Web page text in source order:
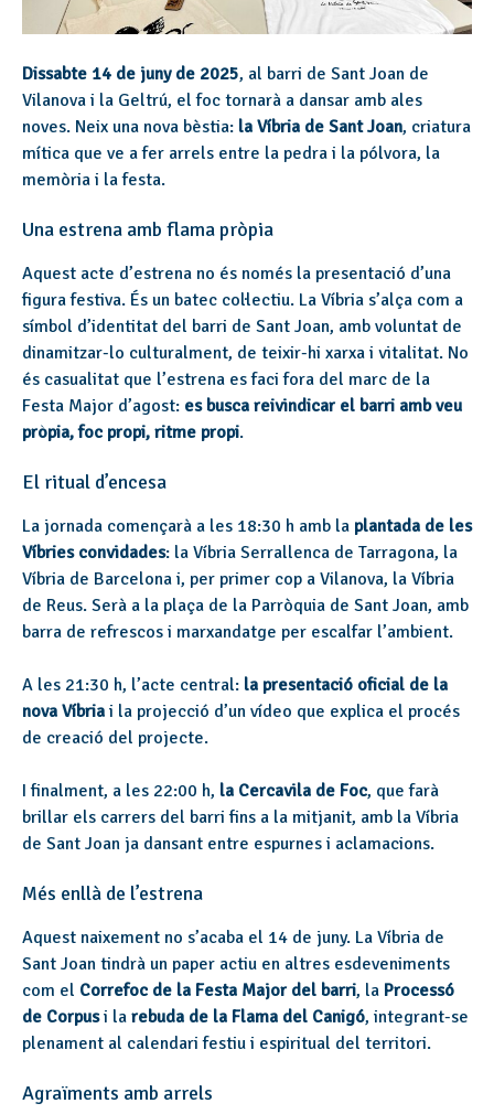
Dissabte 14 de juny de 2025, al barri de Sant Joan de
Vilanova i la Geltrú, el foc tornarà a dansar amb ales
noves. Neix una nova bèstia: la Víbria de Sant Joan, criatura
mítica que ve a fer arrels entre la pedra i la pólvora, la
memòria i la festa.
Una estrena amb flama pròpia
Aquest acte d’estrena no és només la presentació d’una
figura festiva. És un batec col·lectiu. La Víbria s’alça com a
símbol d’identitat del barri de Sant Joan, amb voluntat de
dinamitzar-lo culturalment, de teixir-hi xarxa i vitalitat. No
és casualitat que l’estrena es faci fora del marc de la
Festa Major d’agost: es busca reivindicar el barri amb veu
pròpia, foc propi, ritme propi.
El ritual d’encesa
La jornada començarà a les 18:30 h amb la plantada de les
Víbries convidades: la Víbria Serrallenca de Tarragona, la
Víbria de Barcelona i, per primer cop a Vilanova, la Víbria
de Reus. Serà a la plaça de la Parròquia de Sant Joan, amb
barra de refrescos i marxandatge per escalfar l’ambient.
A les 21:30 h, l’acte central: la presentació oficial de la
nova Víbria i la projecció d’un vídeo que explica el procés
de creació del projecte.
I finalment, a les 22:00 h, la Cercavila de Foc, que farà
brillar els carrers del barri fins a la mitjanit, amb la Víbria
de Sant Joan ja dansant entre espurnes i aclamacions.
Més enllà de l’estrena
Aquest naixement no s’acaba el 14 de juny. La Víbria de
Sant Joan tindrà un paper actiu en altres esdeveniments
com el Correfoc de la Festa Major del barri, la Processó
de Corpusi la rebuda de la Flama del Canigó, integrant-se
plenament al calendari festiu i espiritual del territori.
Agraïments amb arrels